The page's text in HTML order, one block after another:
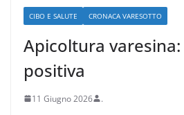
CIBO E SALUTE CRONACA VARESOTTO
Apicoltura
positiva
11 Giugno 2026 .